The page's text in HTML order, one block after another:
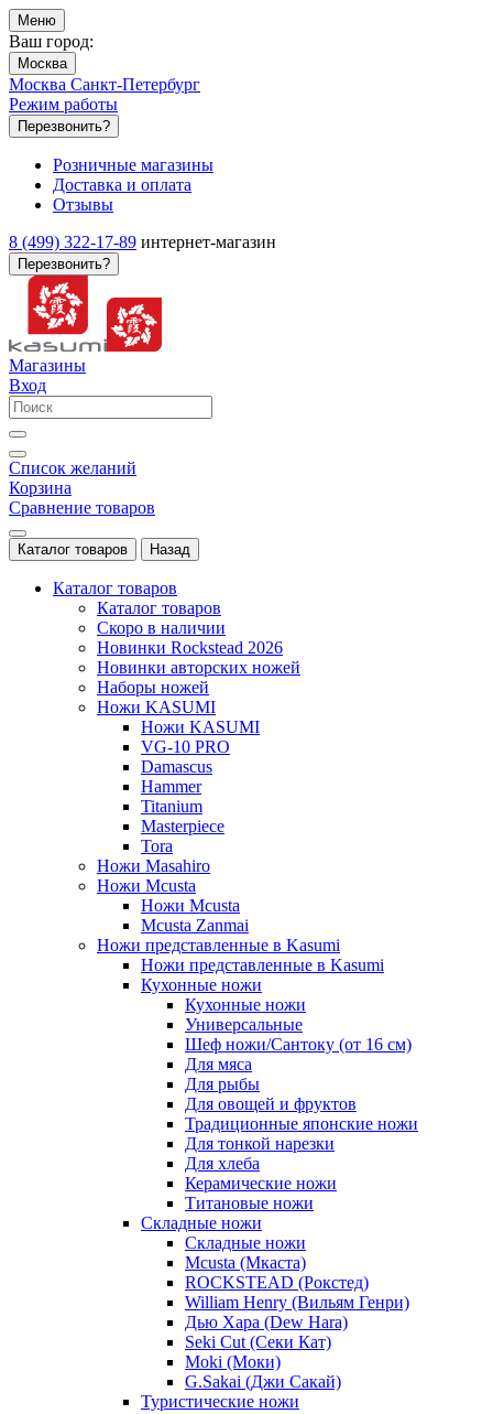
Меню
Ваш город:
Москва
Москва Санкт-Петербург
Режим работы
Перезвонить?
Розничные магазины
Доставка и оплата
Отзывы
8 (499) 322-17-89 интернет-магазин
Перезвонить?
Магазины
Вход
Список желаний
Корзина
Сравнение товаров
Каталог товаров Назад
Каталог товаров
Каталог товаров
Скоро в наличии
Новинки Rockstead 2026
Новинки авторских ножей
Наборы ножей
Ножи KASUMI
Ножи KASUMI
VG-10 PRO
Damascus
Hammer
Titanium
Masterpiece
Tora
Ножи Masahiro
Ножи Mcusta
Ножи Mcusta
Mcusta Zanmai
Ножи представленные в Kasumi
Ножи представленные в Kasumi
Кухонные ножи
Кухонные ножи
Универсальные
Шеф ножи/Сантоку (от 16 см)
Для мяса
Для рыбы
Для овощей и фруктов
Традиционные японские ножи
Для тонкой нарезки
Для хлеба
Керамические ножи
Титановые ножи
Складные ножи
Складные ножи
Mcusta (Мкаста)
ROCKSTEAD (Рокстед)
William Henry (Вильям Генри)
Дью Хара (Dew Hara)
Seki Cut (Секи Кат)
Moki (Моки)
G.Sakai (Джи Сакай)
Туристические ножи